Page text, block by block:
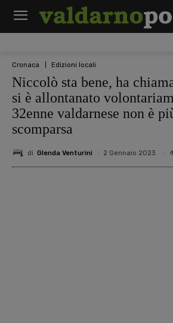
Cronaca Edizioni locali
Niccolò sta bene, ha
si è allontanato
32enne valdarnese non è
scomparsa
di Glenda Venturini 2 Gennaio 2023